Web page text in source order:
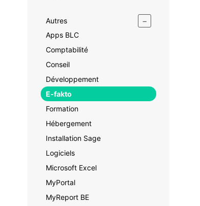
Autres −
Apps BLC
Comptabilité
Conseil
Développement
E-fakto
Formation
Hébergement
Installation Sage
Logiciels
Microsoft Excel
MyPortal
MyReport BE